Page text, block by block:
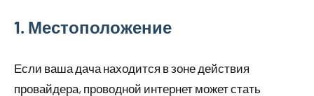
1. Местоположение
Если ваша дача находится в зоне действия
провайдера, проводной интернет может стать